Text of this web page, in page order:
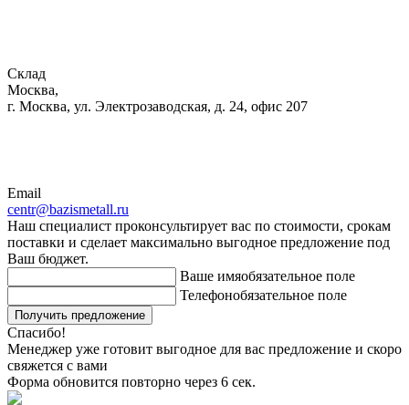
Склад
Москва,
г. Москва, ул. Электрозаводская, д. 24, офис 207
Email
centr@bazismetall.ru
Наш специалист проконсультирует вас по стоимости, срокам
поставки и сделает максимально выгодное предложение под
Ваш бюджет.
Ваше имяобязательное поле
Телефонобязательное поле
Получить предложение
Спасибо!
Менеджер уже готовит выгодное для вас предложение и скоро
свяжется с вами
Форма обновится повторно через 6 сек.